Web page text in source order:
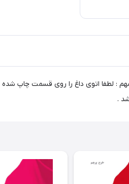
: لطفا اتوی داغ را روی قسمت چاپ شده
.